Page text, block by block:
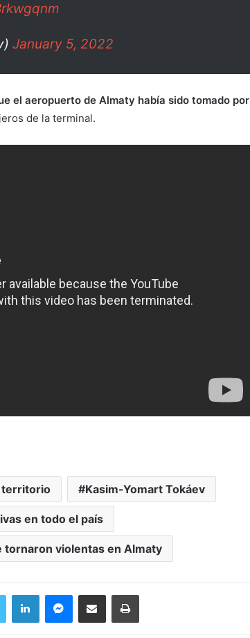
January 5, 2022
el aeropuerto de Almaty había sido tomado por
de la terminal.
territorio Kasim-Yomart Tokáev
en todo el país
tornaron violentas en Almaty
Twitter LinkedInMessengerCompartir por correo electrónicoImprimir